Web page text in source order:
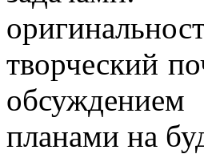
творческий
планами на